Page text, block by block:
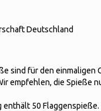
Deutschland
sind für den einmaligen
empfehlen, die Spieße
enthält 50 Flaggenspieße.